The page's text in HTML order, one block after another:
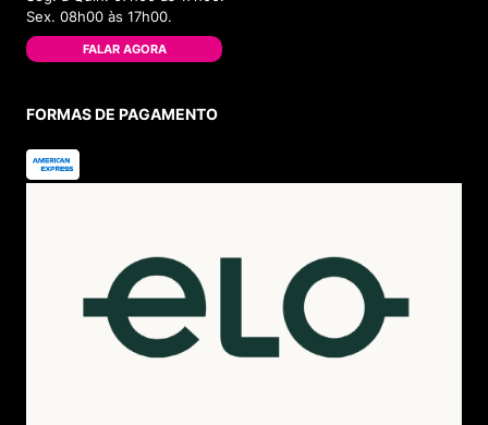
Sex. 08h00 às 17h00.
FALAR AGORA
FORMAS DE PAGAMENTO